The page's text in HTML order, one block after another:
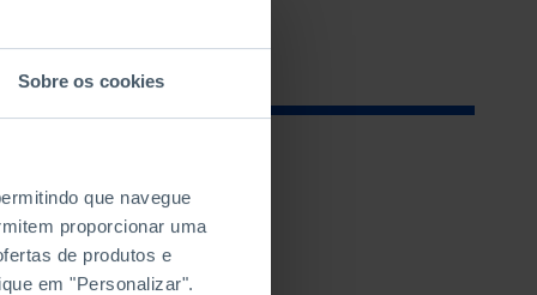
Sobre os cookies
que navegue
proporcionar uma
de produtos e
em "Personalizar".